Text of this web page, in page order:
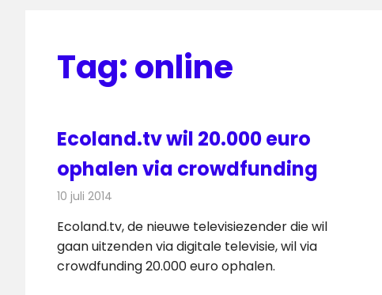
Tag:online
Ecoland.tv wil 20.000 euro
ophalen via crowdfunding
10 juli 2014
Ecoland.tv, de nieuwe televisiezender die wil
gaan uitzenden via digitale televisie, wil via
crowdfunding 20.000 euro ophalen.